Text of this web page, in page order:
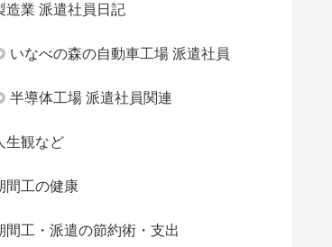
造業 派遣社員日記
いなべの森の自動車工場 派遣社員
半導体工場 派遣社員関連
生観など
間工の健康
間工・派遣の節約術・支出